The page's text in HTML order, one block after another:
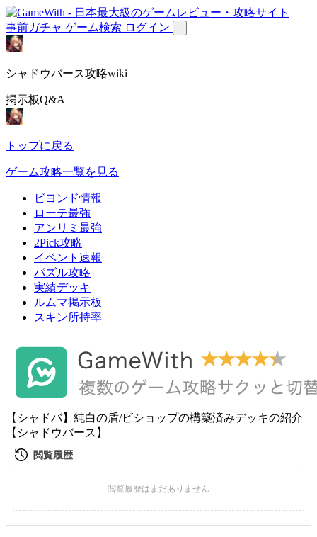
事前ガチャ ゲーム検索 ログイン
シャドウバース攻略wiki
掲示板Q&A
トップに戻る
ゲーム攻略一覧を見る
ビヨンド情報
ローテ最強
アンリミ最強
2Pick攻略
イベント速報
パズル攻略
実績デッキ
ルムマ掲示板
スキン所持率
【シャドバ】純白の盾/ビショップの構築済みデッキの紹介
【シャドウバース】